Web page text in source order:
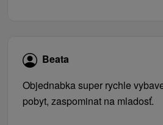
Beata
Objednabka super rychle
pobyt, zaspominat na mladosť.